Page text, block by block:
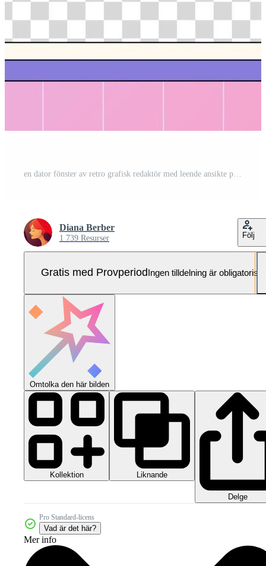
Diana Berber
1 739 Resurser Följ
Gratis med Provperiod Ingen tilldelning är obligatorisk
Omtolka den här bilden
Kollektion Liknande
Delge
Pro Standard-licens
Vad är det här?
Mer info